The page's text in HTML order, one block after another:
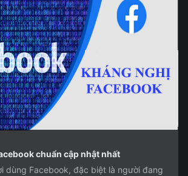
chuẩn cập nhật nhất
dùng Facebook, đặc biệt là người đang